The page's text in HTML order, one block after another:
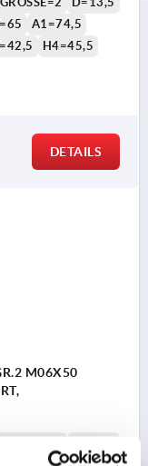
A1=74,5
H4=45,5
DETAILS
M06X50